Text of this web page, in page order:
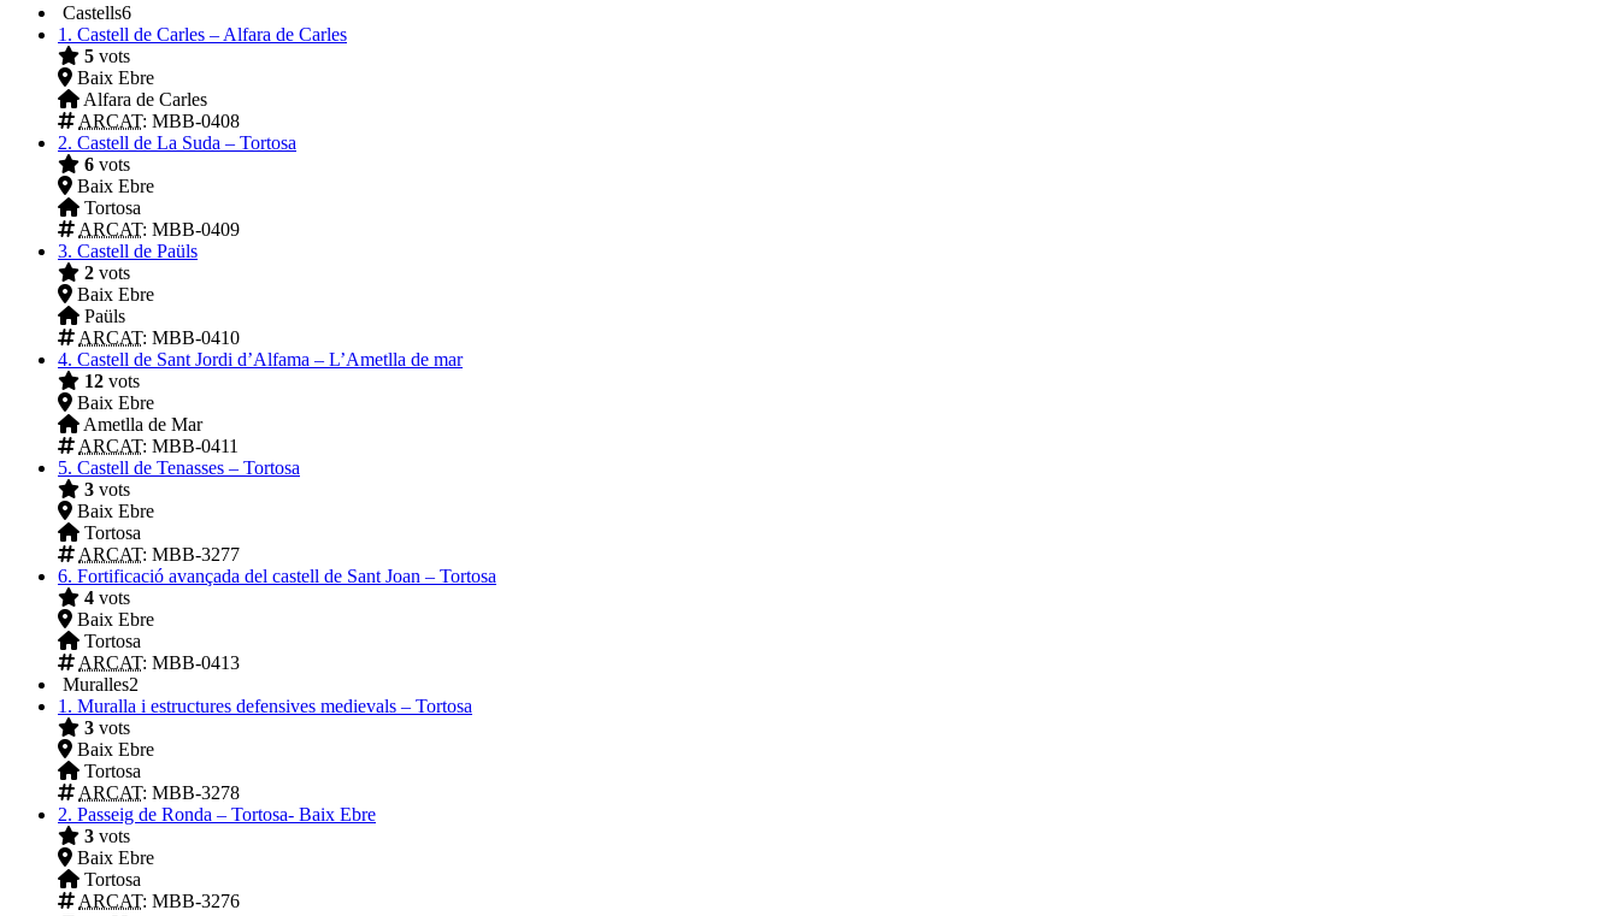
Castells6
1. Castell de Carles – Alfara de Carles
5 vots
Baix Ebre
Alfara de Carles
ARCAT: MBB-0408
2. Castell de La Suda – Tortosa
6 vots
Baix Ebre
Tortosa
ARCAT: MBB-0409
3. Castell de Paüls
2 vots
Baix Ebre
Paüls
ARCAT: MBB-0410
4. Castell de Sant Jordi d’Alfama – L’Ametlla de mar
12 vots
Baix Ebre
Ametlla de Mar
ARCAT: MBB-0411
5. Castell de Tenasses – Tortosa
3 vots
Baix Ebre
Tortosa
ARCAT: MBB-3277
6. Fortificació avançada del castell de Sant Joan – Tortosa
4 vots
Baix Ebre
Tortosa
ARCAT: MBB-0413
Muralles2
1. Muralla i estructures defensives medievals – Tortosa
3 vots
Baix Ebre
Tortosa
ARCAT: MBB-3278
2. Passeig de Ronda – Tortosa- Baix Ebre
3 vots
Baix Ebre
Tortosa
ARCAT: MBB-3276